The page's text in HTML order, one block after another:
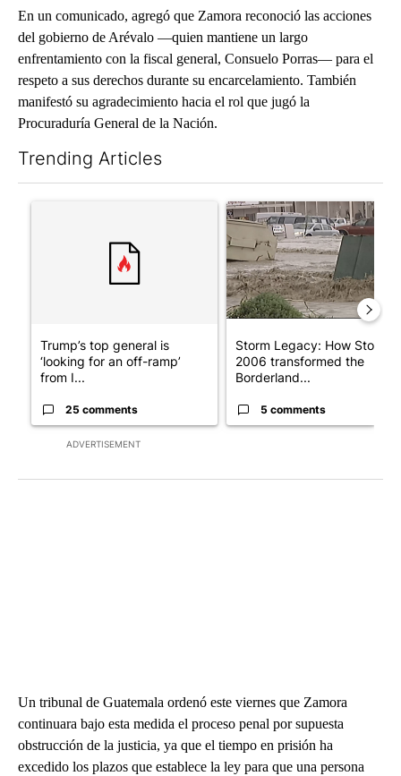
En un comunicado, agregó que Zamora reconoció las acciones
del gobierno de Arévalo ―quien mantiene un largo
enfrentamiento con la fiscal general, Consuelo Porras― para el
respeto a sus derechos durante su encarcelamiento. También
manifestó su agradecimiento hacia el rol que jugó la
Procuraduría General de la Nación.
Trending Articles
ADVERTISEMENT
A trending article titled "Trump’s top general is ‘looking for
Trump’s top general is
‘looking for an off-ramp’
from I...
25 comments
A trending article titled
Storm Legacy: How Storm
2006 transformed the
Borderland...
5 comments
Un tribunal de Guatemala ordenó este viernes que Zamora
continuara bajo esta medida el proceso penal por supuesta
obstrucción de la justicia, ya que el tiempo en prisión ha
excedido los plazos que establece la ley para que una persona